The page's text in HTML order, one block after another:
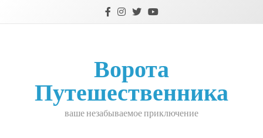
Ворота
Путешественника
ваше незабываемое приключение